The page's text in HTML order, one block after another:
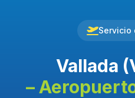
Servicio
Vallada
–